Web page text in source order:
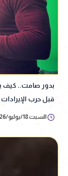
بدور صامت.. كيف
قبل حرب الإيرادات
السبت 18/يوليو/2026 - 03:54 م